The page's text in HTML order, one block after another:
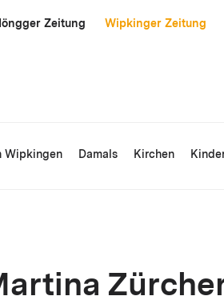
Zeitung Wipkinger Zeitung
Wipkingen Damals Kirchen